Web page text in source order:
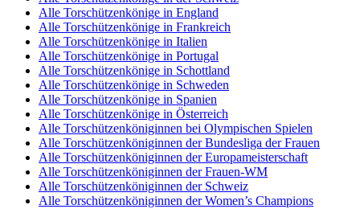
Alle Torschützenkönige in England
Alle Torschützenkönige in Frankreich
Alle Torschützenkönige in Italien
Alle Torschützenkönige in Portugal
Alle Torschützenkönige in Schottland
Alle Torschützenkönige in Schweden
Alle Torschützenkönige in Spanien
Alle Torschützenkönige in Österreich
Alle Torschützenköniginnen bei Olympischen Spielen
Alle Torschützenköniginnen der Bundesliga der Frauen
Alle Torschützenköniginnen der Europameisterschaft
Alle Torschützenköniginnen der Frauen-WM
Alle Torschützenköniginnen der Schweiz
Alle Torschützenköniginnen der Women’s Champions